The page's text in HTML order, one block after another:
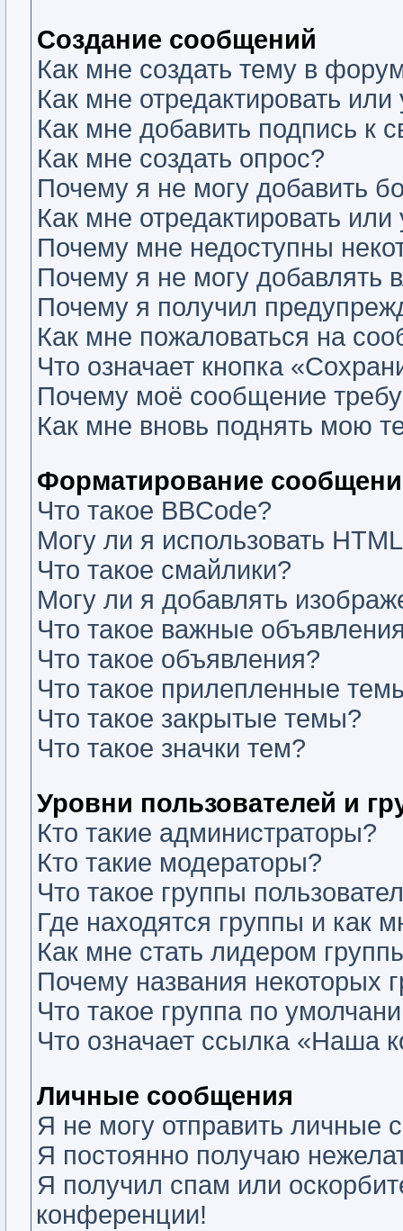
Создание сообщений
Как мне создать тему в
Как мне отредактировать
Как мне добавить подпись к
Как мне создать опрос?
Почему я не могу добавить
Как мне отредактировать
Почему мне недоступны
Почему я не могу добавлять
Почему я получил
Как мне пожаловаться на
Что означает кнопка
Почему моё сообщение
Как мне вновь поднять мою
Форматирование
Что такое BBCode?
Могу ли я использовать
Что такое смайлики?
Могу ли я добавлять
Что такое важные
Что такое объявления?
Что такое прилепленные
Что такое закрытые темы?
Что такое значки тем?
Уровни пользователей и
Кто такие администраторы?
Кто такие модераторы?
Что такое группы
Где находятся группы и как
Как мне стать лидером
Почему названия некоторых
Что такое группа по
Что означает ссылка «Наша
Личные сообщения
Я не могу отправить личные
Я постоянно получаю
Я получил спам или
конференции!